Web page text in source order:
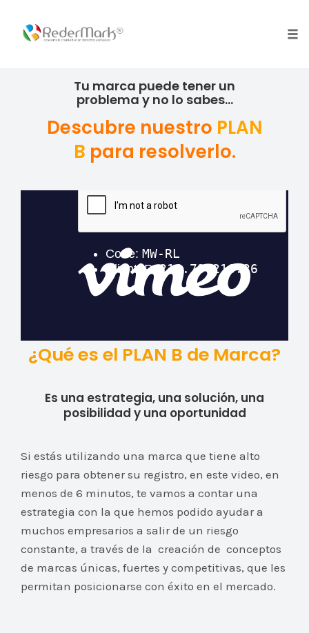
content
Tu marca puede tener un
problema y no lo sabes...
Descubre nuestro PLAN
B para resolverlo.
¿Qué es el PLAN B de Marca?
Es una estrategia, una solución, una
posibilidad y una oportunidad
Si estás utilizando una marca que tiene alto
riesgo para obtener su registro, en este video, en
menos de 6 minutos, te vamos a contar una
estrategia con la que hemos podido ayudar a
muchos empresarios a salir de un riesgo
constante, a través de la creación de conceptos
de marcas únicas, fuertes y competitivas, que les
permitan posicionarse con éxito en el mercado.